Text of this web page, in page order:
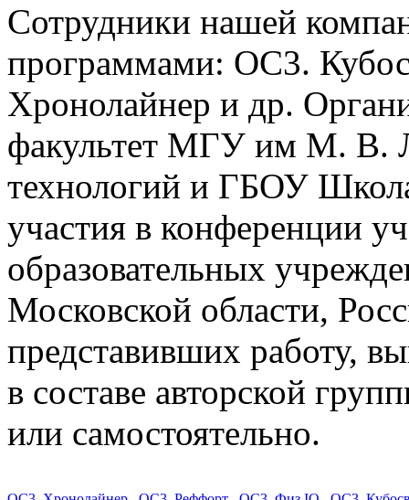
Сотрудники нашей
программами: ОС3.
Хронолайнер и др.
факультет МГУ им М. В.
технологий и ГБОУ
участия в конференции
образовательных
Московской области,
представивших работу,
в составе авторской
или самостоятельно.